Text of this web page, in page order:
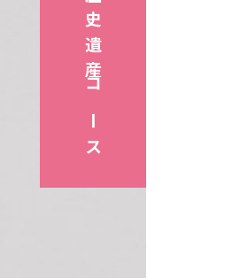
歴史遺産コース